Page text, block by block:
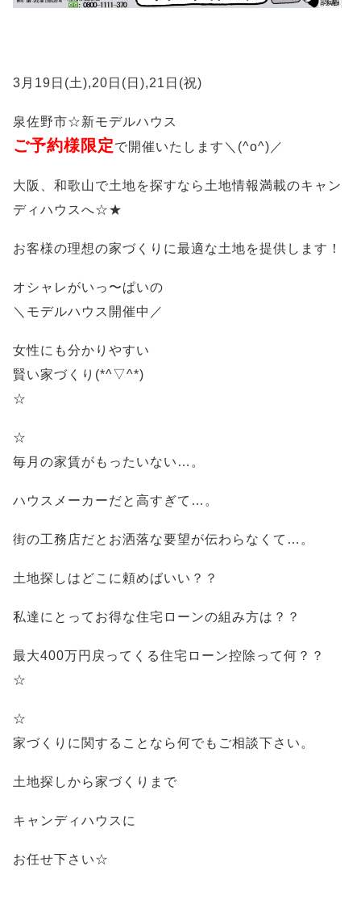
3月19日(土),20日(日),21日(祝)
泉佐野市☆新モデルハウス
ご予約様限定で開催いたします＼(^o^)／
大阪、和歌山で土地を探すなら土地情報満載のキャン
ディハウスへ☆★
お客様の理想の家づくりに最適な土地を提供します！
オシャレがいっ〜ぱいの
＼モデルハウス開催中／
女性にも分かりやすい
賢い家づくり(*^▽^*)
☆
☆
毎月の家賃がもったいない…。
ハウスメーカーだと高すぎて…。
街の工務店だとお洒落な要望が伝わらなくて…。
土地探しはどこに頼めばいい？？
私達にとってお得な住宅ローンの組み方は？？
最大400万円戻ってくる住宅ローン控除って何？？
☆
☆
家づくりに関することなら何でもご相談下さい。
土地探しから家づくりまで
キャンディハウスに
お任せ下さい☆